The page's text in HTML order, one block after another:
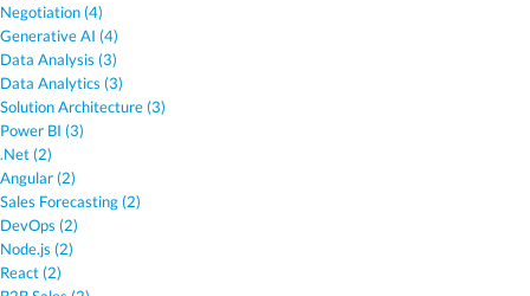
Negotiation (4)
Generative AI (4)
Data Analysis (3)
Data Analytics (3)
Solution Architecture (3)
Power BI (3)
.Net (2)
Angular (2)
Sales Forecasting (2)
DevOps (2)
Node.js (2)
React (2)